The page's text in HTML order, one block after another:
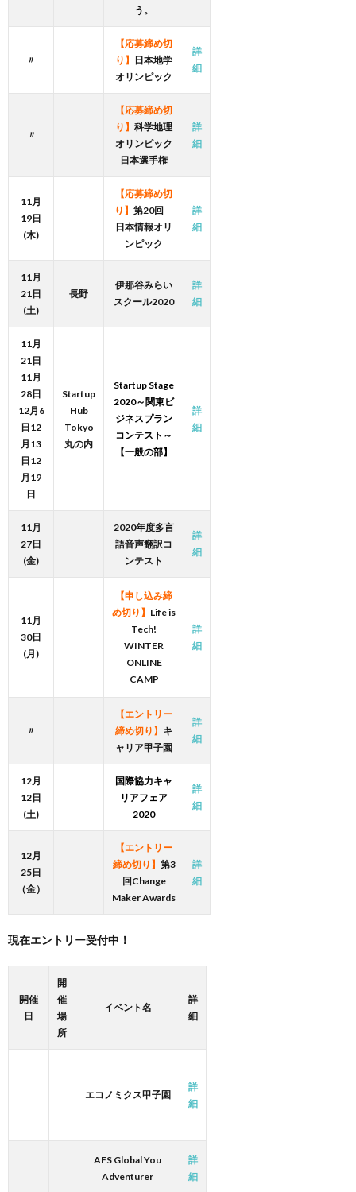
う。
〃
【応募締め切
り】
日本地学
オリンピック
詳
細
〃
【応募締め切
り】 科学地理
オリンピック
日本選手権
詳
細
11月
19日
(木)
【応募締め切
り】 第20回
日本情報オリ
ンピック
詳
細
11月
21日
(土)
長野
伊那谷みらい
スクール2020
詳
細
11月
21日
11月
28日
12月6
日12
月13
日12
月19
日
Startup
Hub
Tokyo
丸の内
Startup Stage
2020～関東ビ
ジネスプラン
コンテスト～
【一般の部】
詳
細
11月
27日
(金)
2020年度多言
語音声翻訳コ
ンテスト
詳
細
11月
30日
(月)
【申し込み締
め切り】 Life is
Tech!
WINTER
ONLINE
CAMP
詳
細
〃
【エントリー
締め切り】 キ
ャリア甲子園
詳
細
12月
12日
(土)
国際協力キャ
リアフェア
2020
詳
細
12月
25日
（金）
【エントリー
締め切り】 第3
回Change
Maker Awards
詳
細
現在エントリー受付中！
開催
日
開
催
場
所
イベント名
詳
細
エコノミクス甲子園
詳
細
AFS Global You
Adventurer
詳
細